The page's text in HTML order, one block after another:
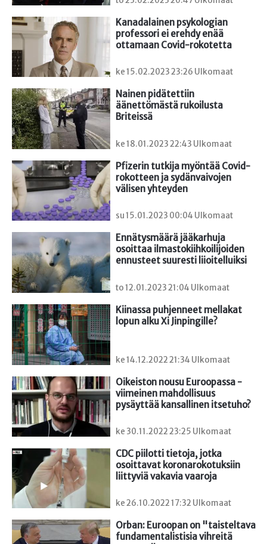
Kanadalainen psykologian
professori ei erehdy enää
ottamaan Covid-rokotetta
ke 15.02.2023 23:26 Ulkomaat
Nainen pidätettiin
äänettömästä rukoilusta
Briteissä
ke 18.01.2023 22:43 Ulkomaat
Pfizerin tutkija myöntää Covid-
rokotteen ja sydänvaivojen
välisen yhteyden
su 15.01.2023 00:04 Ulkomaat
Ennätysmäärä jääkarhuja
osoittaa ilmastokiihkoilijoiden
ennusteet suuresti liioitelluiksi
to 12.01.2023 21:04 Ulkomaat
Kiinassa puhjenneet mellakat
lopun alku Xi Jinpingille?
ke 14.12.2022 21:34 Ulkomaat
Oikeiston nousu Euroopassa -
viimeinen mahdollisuus
pysäyttää kansallinen itsetuho?
ke 30.11.2022 23:25 Ulkomaat
CDC piilotti tietoja, jotka
osoittavat koronarokotuksiin
liittyviä vakavia vaaroja
ke 26.10.2022 17:32 Ulkomaat
Orban: Euroopan on "taisteltava
fundamentalistisia vihreitä